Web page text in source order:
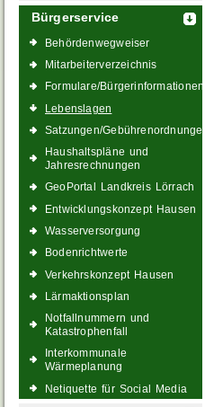
Bürgerservice
Behördenwegweiser
Mitarbeiterverzeichnis
Formulare/Bürgerinformationen
Lebenslagen
Satzungen/Gebührenordnungen
Haushaltspläne und
Jahresrechnungen
GeoPortal Landkreis Lörrach
Entwicklungskonzept Hausen
Wasserversorgung
Bodenrichtwerte
Verkehrskonzept Hausen
Lärmaktionsplan
Notfallnummern und
Katastrophenfall
Interkommunale
Wärmeplanung
Netiquette für Social Media